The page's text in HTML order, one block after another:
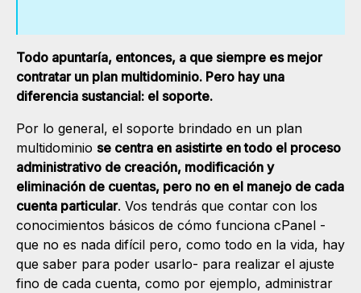
Todo apuntaría, entonces, a que siempre es mejor
contratar un plan multidominio. Pero hay una
diferencia sustancial: el soporte.
Por lo general, el soporte brindado en un plan
multidominio se centra en asistirte en todo el proceso
administrativo de creación, modificación y
eliminación de cuentas, pero no en el manejo de cada
cuenta particular. Vos tendrás que contar con los
conocimientos básicos de cómo funciona cPanel -
que no es nada difícil pero, como todo en la vida, hay
que saber para poder usarlo- para realizar el ajuste
fino de cada cuenta, como por ejemplo, administrar